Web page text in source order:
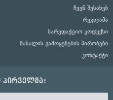
ჩვენ შესახებ
რეკლამა
სარედაქციო კოდექსი
მასალის გამოყენების პირობები
კონტაქტი
პირველმა: